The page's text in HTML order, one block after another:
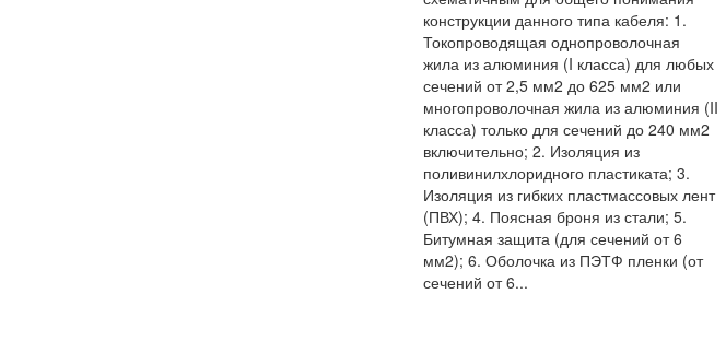
конструкции данного типа кабеля: 1.
Токопроводящая однопроволочная
жила из алюминия (I класса) для любых
сечений от 2,5 мм2 до 625 мм2 или
многопроволочная жила из алюминия (II
класса) только для сечений до 240 мм2
включительно; 2. Изоляция из
поливинилхлоридного пластиката; 3.
Изоляция из гибких пластмассовых лент
(ПВХ); 4. Поясная броня из стали; 5.
Битумная защита (для сечений от 6
мм2); 6. Оболочка из ПЭТФ пленки (от
сечений от 6...